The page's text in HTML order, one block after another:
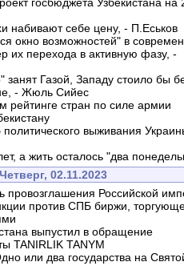
набивают себе цену, - П.Еськов
окно возможностей" в
их перехода в активную фазу, -
занят Газой, Западу стоило бы
- Жюль Сийес
рейтинге стран по силе армии
выживания
а жить осталось "два
Четверг, 02.11.2023
провозглашения Российской
против СПБ биржи,
выпустил в обращение
TANIRLIK TANYM
или два государства на